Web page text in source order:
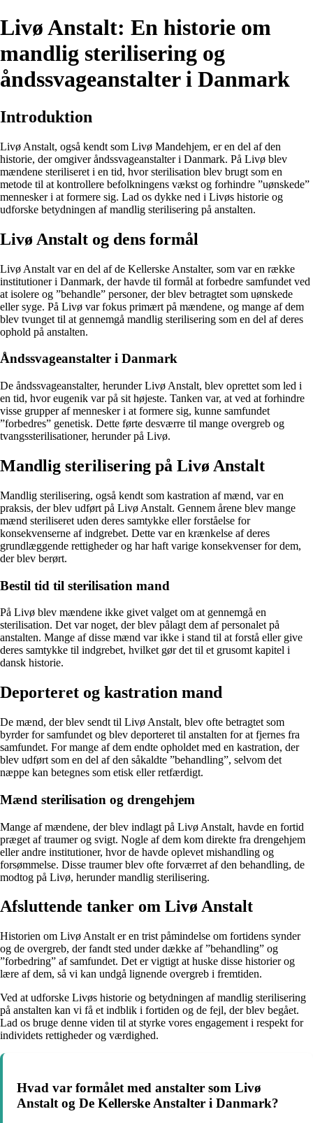
Livø Anstalt: En historie om
mandlig sterilisering og
åndssvageanstalter i Danmark
Introduktion
Livø Anstalt, også kendt som Livø Mandehjem, er en del af den
historie, der omgiver åndssvageanstalter i Danmark. På Livø blev
mændene steriliseret i en tid, hvor sterilisation blev brugt som en
metode til at kontrollere befolkningens vækst og forhindre ”uønskede”
mennesker i at formere sig. Lad os dykke ned i Livøs historie og
udforske betydningen af mandlig sterilisering på anstalten.
Livø Anstalt og dens formål
Livø Anstalt var en del af de Kellerske Anstalter, som var en række
institutioner i Danmark, der havde til formål at forbedre samfundet ved
at isolere og ”behandle” personer, der blev betragtet som uønskede
eller syge. På Livø var fokus primært på mændene, og mange af dem
blev tvunget til at gennemgå mandlig sterilisering som en del af deres
ophold på anstalten.
Åndssvageanstalter i Danmark
De åndssvageanstalter, herunder Livø Anstalt, blev oprettet som led i
en tid, hvor eugenik var på sit højeste. Tanken var, at ved at forhindre
visse grupper af mennesker i at formere sig, kunne samfundet
”forbedres” genetisk. Dette førte desværre til mange overgreb og
tvangssterilisationer, herunder på Livø.
Mandlig sterilisering på Livø Anstalt
Mandlig sterilisering, også kendt som kastration af mænd, var en
praksis, der blev udført på Livø Anstalt. Gennem årene blev mange
mænd steriliseret uden deres samtykke eller forståelse for
konsekvenserne af indgrebet. Dette var en krænkelse af deres
grundlæggende rettigheder og har haft varige konsekvenser for dem,
der blev berørt.
Bestil tid til sterilisation mand
På Livø blev mændene ikke givet valget om at gennemgå en
sterilisation. Det var noget, der blev pålagt dem af personalet på
anstalten. Mange af disse mænd var ikke i stand til at forstå eller give
deres samtykke til indgrebet, hvilket gør det til et grusomt kapitel i
dansk historie.
Deporteret og kastration mand
De mænd, der blev sendt til Livø Anstalt, blev ofte betragtet som
byrder for samfundet og blev deporteret til anstalten for at fjernes fra
samfundet. For mange af dem endte opholdet med en kastration, der
blev udført som en del af den såkaldte ”behandling”, selvom det
næppe kan betegnes som etisk eller retfærdigt.
Mænd sterilisation og drengehjem
Mange af mændene, der blev indlagt på Livø Anstalt, havde en fortid
præget af traumer og svigt. Nogle af dem kom direkte fra drengehjem
eller andre institutioner, hvor de havde oplevet mishandling og
forsømmelse. Disse traumer blev ofte forværret af den behandling, de
modtog på Livø, herunder mandlig sterilisering.
Afsluttende tanker om Livø Anstalt
Historien om Livø Anstalt er en trist påmindelse om fortidens synder
og de overgreb, der fandt sted under dække af ”behandling” og
”forbedring” af samfundet. Det er vigtigt at huske disse historier og
lære af dem, så vi kan undgå lignende overgreb i fremtiden.
Ved at udforske Livøs historie og betydningen af mandlig sterilisering
på anstalten kan vi få et indblik i fortiden og de fejl, der blev begået.
Lad os bruge denne viden til at styrke vores engagement i respekt for
individets rettigheder og værdighed.
Hvad var formålet med anstalter som Livø
Anstalt og De Kellerske Anstalter i Danmark?